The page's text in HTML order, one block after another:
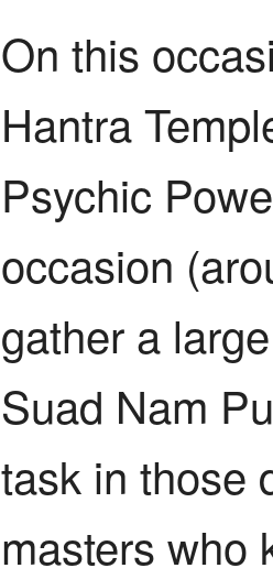
On this
Hantra
Psychic
occasion
gather a
Suad Nam
task in those
masters who